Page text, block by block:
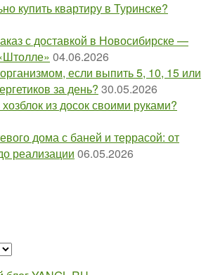
купить квартиру в Туринске?
с доставкой в Новосибирске —
04.06.2026
если выпить 5, 10, 15 или
за день? 30.05.2026
хозблок из досок своими руками?
дома с баней и террасой: от
реализации 06.05.2026